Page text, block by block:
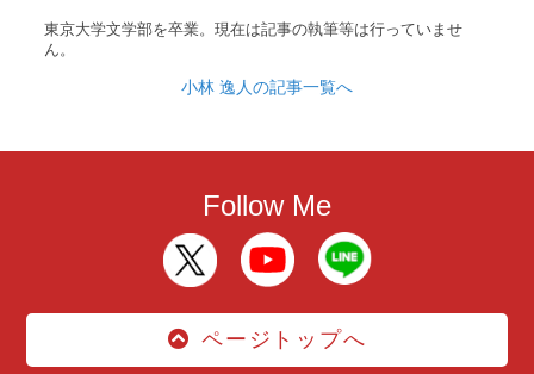
東京大学文学部を卒業。現在は記事の執筆等は行っていませ
ん。
小林 逸人の記事一覧へ
Follow Me
ページトップへ